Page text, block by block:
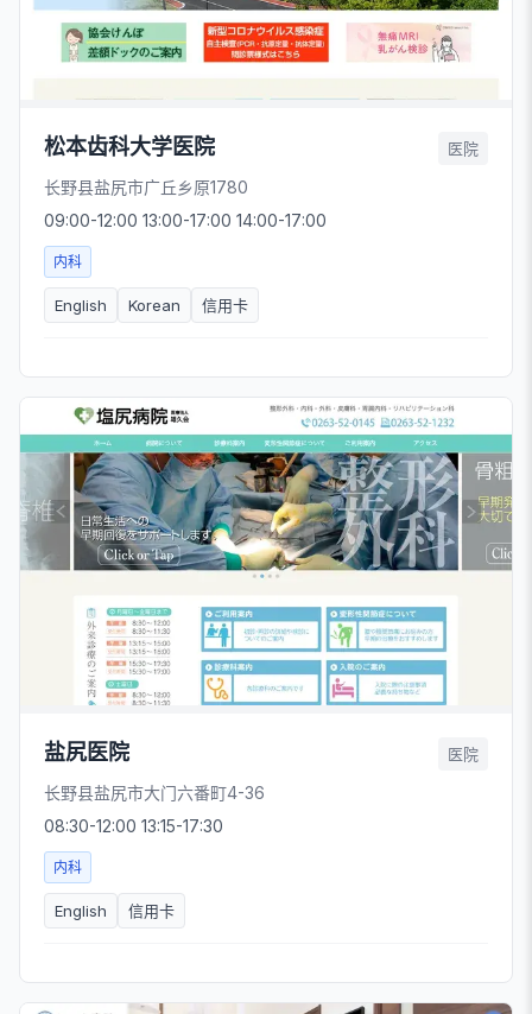
松本齿科大学医院 医院
长野县盐尻市广丘乡原1780
09:00-12:00 13:00-17:00 14:00-17:00
内科
English Korean 信用卡
盐尻医院 医院
长野县盐尻市大门六番町4-36
08:30-12:00 13:15-17:30
内科
English 信用卡